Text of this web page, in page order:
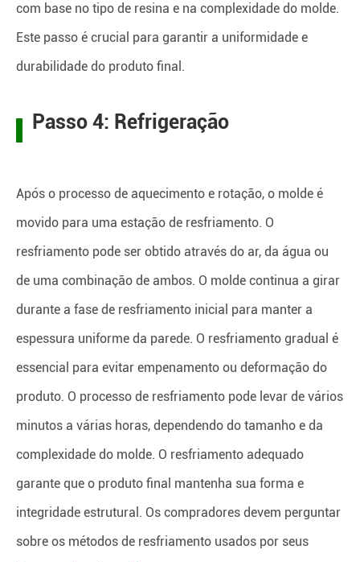
com base no tipo de resina e na complexidade do molde.
Este passo é crucial para garantir a uniformidade e
durabilidade do produto final.
Passo 4: Refrigeração
Após o processo de aquecimento e rotação, o molde é
movido para uma estação de resfriamento. O
resfriamento pode ser obtido através do ar, da água ou
de uma combinação de ambos. O molde continua a girar
durante a fase de resfriamento inicial para manter a
espessura uniforme da parede. O resfriamento gradual é
essencial para evitar empenamento ou deformação do
produto. O processo de resfriamento pode levar de vários
minutos a várias horas, dependendo do tamanho e da
complexidade do molde. O resfriamento adequado
garante que o produto final mantenha sua forma e
integridade estrutural. Os compradores devem perguntar
sobre os métodos de resfriamento usados por seus